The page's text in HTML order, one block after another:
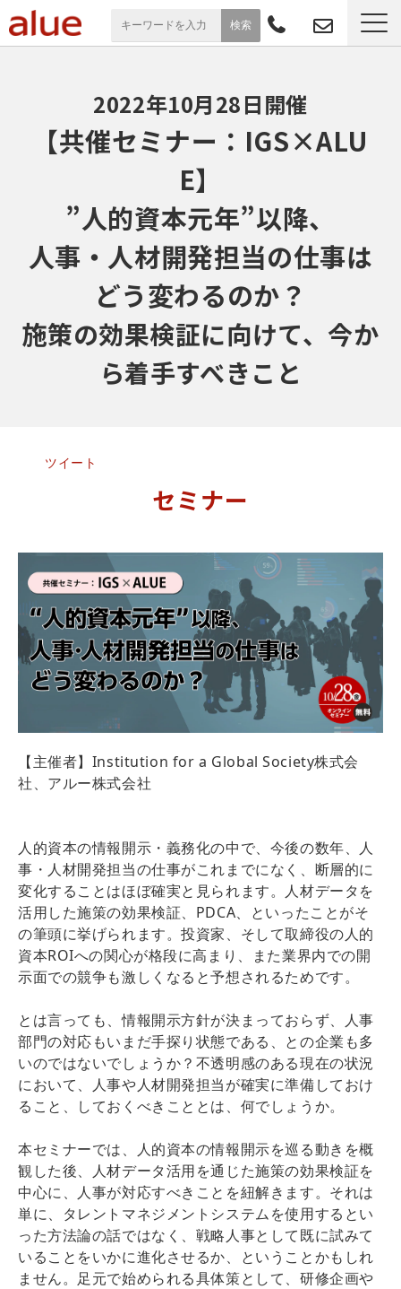
導入事例
お役立ち情報
セミナー
よくあるご質問
2022年10月28日開催
【共催セミナー：IGS×ALU
E】
”人的資本元年”以降、
人事・人材開発担当の仕事は
どう変わるのか？
施策の効果検証に向けて、今か
ら着手すべきこと
ツイート
セミナー
【主催者】Institution for a Global Society株式会
社、アルー株式会社
人的資本の情報開示・義務化の中で、今後の数年、人
事・人材開発担当の仕事がこれまでになく、断層的に
変化することはほぼ確実と見られます。人材データを
活用した施策の効果検証、PDCA、といったことがそ
の筆頭に挙げられます。投資家、そして取締役の人的
資本ROIへの関心が格段に高まり、また業界内での開
示面での競争も激しくなると予想されるためです。
とは言っても、情報開示方針が決まっておらず、人事
部門の対応もいまだ手探り状態である、との企業も多
いのではないでしょうか？不透明感のある現在の状況
において、人事や人材開発担当が確実に準備しておけ
ること、しておくべきこととは、何でしょうか。
本セミナーでは、人的資本の情報開示を巡る動きを概
観した後、人材データ活用を通じた施策の効果検証を
中心に、人事が対応すべきことを紐解きます。それは
単に、タレントマネジメントシステムを使用するとい
った方法論の話ではなく、戦略人事として既に試みて
いることをいかに進化させるか、ということかもしれ
ません。足元で始められる具体策として、研修企画や